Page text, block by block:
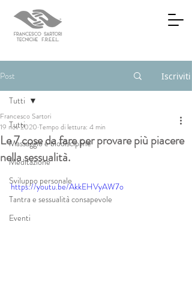
Post Iscriviti
Tutti
Massaggio e biodiscipline
Meditazione
Sviluppo personale
Tantra e sessualità consapevole
Eventi
Tutti
Le 7 cose da fare per provare più piacere
nella sessualità.
Francesco Sartori
19 nov 2020 Tempo di lettura: 4 min
https://youtu.be/AkkEHVyAW7o